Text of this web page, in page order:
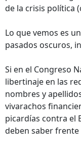
de la crisis política
Lo que vemos es
pasados oscuros,
Si en el Congreso
libertinaje en las
nombres y
vivarachos
picardías contra el
deben saber frente